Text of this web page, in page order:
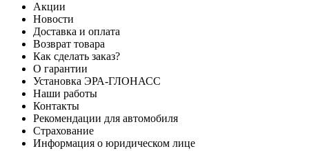
Акции
Новости
Доставка и оплата
Возврат товара
Как сделать заказ?
О гарантии
Установка ЭРА-ГЛОНАСС
Наши работы
Контакты
Рекомендации для автомобиля
Страхование
Информация о юридическом лице